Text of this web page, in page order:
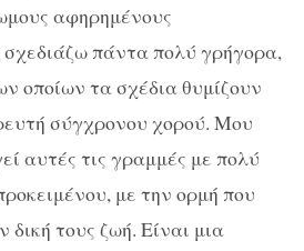
αφηρημένους
πάντα πολύ γρήγορα,
οποίων τα σχέδια θυμίζουν
σύγχρονου χορού. Μου
αυτές τις γραμμές με πολύ
με την ορμή που
δική τους ζωή. Είναι μια